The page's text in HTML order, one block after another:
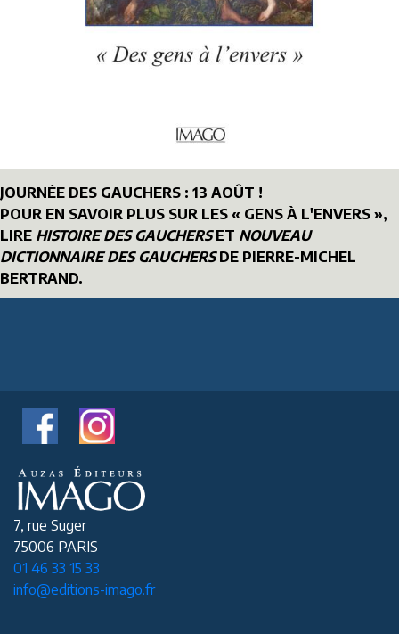
JOURNÉE DES GAUCHERS : 13 AOÛT !
POUR EN SAVOIR PLUS SUR LES « GENS À L'ENVERS »,
LIRE HISTOIRE DES GAUCHERSET NOUVEAU
DICTIONNAIRE DES GAUCHERSDE PIERRE-MICHEL
BERTRAND.
7, rue Suger
75006 PARIS
01 46 33 15 33
info@editions-imago.fr